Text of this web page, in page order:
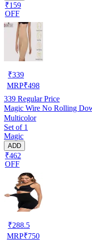
₹159
OFF
₹339
MRP₹498
339 Regular Price
Magic Wire No Rolling
Multicolor
Set of 1
Magic
ADD
₹462
OFF
₹288.5
MRP₹750